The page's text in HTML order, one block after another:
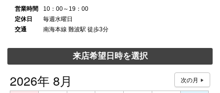
営業時間
10：00～19：00
定休日
毎週水曜日
交通
南海本線 難波駅 徒歩3分
来店希望日時を選択
2026年 8月